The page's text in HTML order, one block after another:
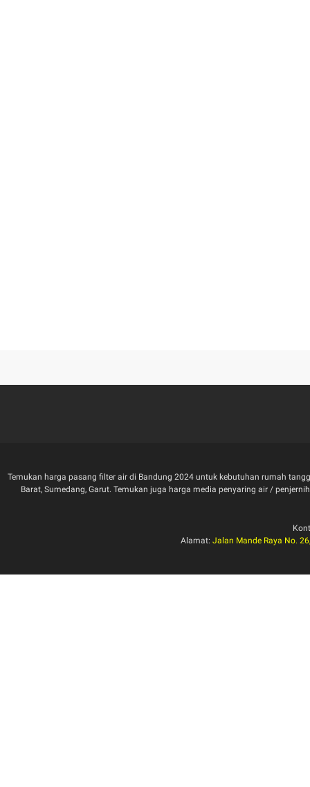
Temukan harga pasang filter air di Bandung 2024 untuk kebutuhan rumah
Barat, Sumedang, Garut. Temukan juga harga media penyaring air /
Alamat: Jalan Mande Raya No.